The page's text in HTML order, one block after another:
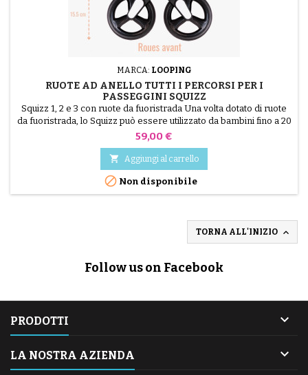
MARCA: LOOPING
RUOTE AD ANELLO TUTTI I PERCORSI PER I
PASSEGGINI SQUIZZ
Squizz 1, 2 e 3 con ruote da fuoristrada Una volta dotato di ruote
da fuoristrada, lo Squizz può essere utilizzato da bambini fino a 20
kg di peso! Si rimuovono in 5 secondi senza attrezzi Ruote
Prezzo
59,00 €
 Aggiungi al carrello
 Non disponibile
TORNA ALL'INIZIO 
Follow us on Facebook
PRODOTTI 
LA NOSTRA AZIENDA 